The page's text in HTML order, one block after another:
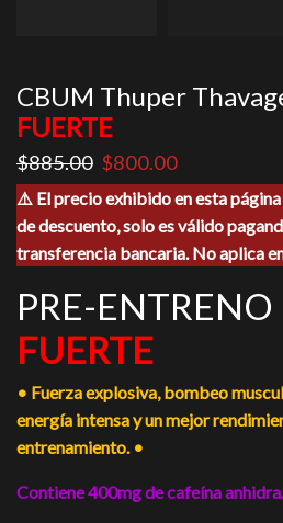
CBUM Thuper
FUERTE
$885.00 El
precio
original
era:
$885.00.
$800.00El
precio
actual
es:
$800.00.
⚠️ El precio exhibido en esta
de descuento, solo es válido
transferencia bancaria. No aplica
PRE-ENTRENO
FUERTE
• Fuerza explosiva, bombeo
energía intensa y un mejor
entrenamiento. •
Contiene 400mg de cafeína anhidra.